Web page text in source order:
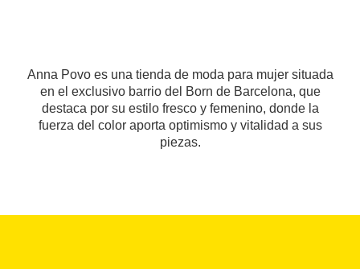
Anna Povo es una tienda de moda para mujer situada
en el exclusivo barrio del Born de Barcelona, que
destaca por su estilo fresco y femenino, donde la
fuerza del color aporta optimismo y vitalidad a sus
piezas.